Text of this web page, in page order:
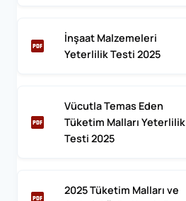
İnşaat Malzemeleri
Yeterlilik Testi 2025
Vücutla Temas Eden
Tüketim Malları Yeterlilik
Testi 2025
2025 Tüketim Malları ve